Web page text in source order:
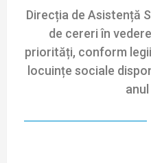
Direcția de Asistență
de cereri în
priorități, conform
locuințe sociale